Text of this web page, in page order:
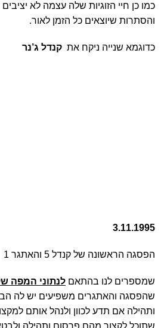
כמו כן חיי הזוגיות שלה עצמה לא
והסתרות שיוצאים כל הזמן לאור.
כדוגמא שנייה ניקח את קנדל ג’נר
3.11.1995
הפסגה הראשונה של קנדל 5 והאתגר 1
שמספרים לנו בהתאם לנתוני המפה
שהפסגה והאתגרים משפיעים יש לה
ותהילה אם תדע לכוון ולנהל אותם